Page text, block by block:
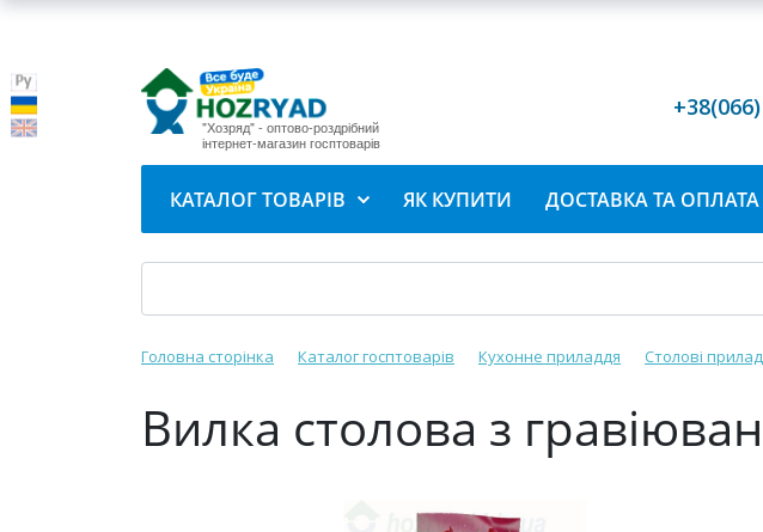
"Хозряд" - оптово-роздрібний
інтернет-магазин госптоварів
КАТАЛОГ ТОВАРІВ ЯК КУПИТИ ДОСТАВКА ТА ОПЛАТА
Головна сторінка Каталог госптоварів Кухонне приладдя Столові
Вилка столова з